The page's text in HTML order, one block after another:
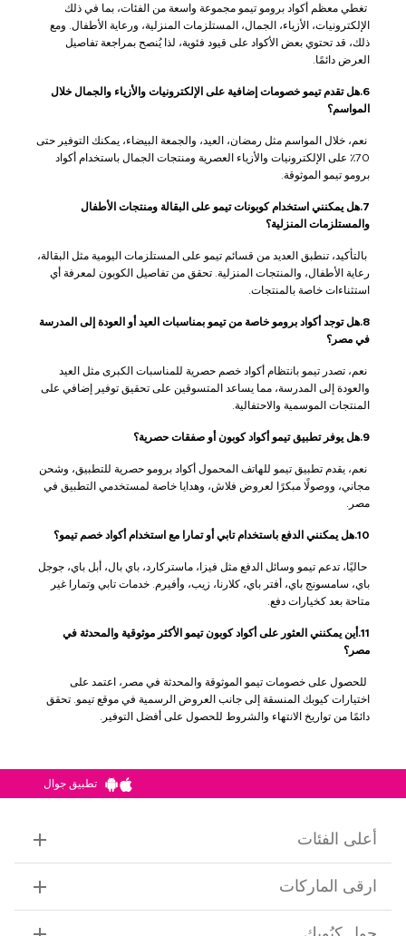
تغطي معظم أكواد برومو تيمو مجموعة واسعة من الفئات، بما في ذلك
الإلكترونيات، الأزياء، الجمال، المستلزمات المنزلية، ورعاية الأطفال. ومع
ذلك، قد تحتوي بعض الأكواد على قيود فئوية، لذا يُنصح بمراجعة تفاصيل
العرض دائمًا.
6.هل تقدم تيمو خصومات إضافية على الإلكترونيات والأزياء والجمال خلال
المواسم؟
نعم، خلال المواسم مثل رمضان، العيد، والجمعة البيضاء، يمكنك التوفير حتى
70٪ على الإلكترونيات والأزياء العصرية ومنتجات الجمال باستخدام أكواد
برومو تيمو الموثوقة.
7.هل يمكنني استخدام كوبونات تيمو على البقالة ومنتجات الأطفال
والمستلزمات المنزلية؟
بالتأكيد، تنطبق العديد من قسائم تيمو على المستلزمات اليومية مثل البقالة،
رعاية الأطفال، والمنتجات المنزلية. تحقق من تفاصيل الكوبون لمعرفة أي
استثناءات خاصة بالمنتجات.
8.هل توجد أكواد برومو خاصة من تيمو بمناسبات العيد أو العودة إلى المدرسة
في مصر؟
نعم، تصدر تيمو بانتظام أكواد خصم حصرية للمناسبات الكبرى مثل العيد
والعودة إلى المدرسة، مما يساعد المتسوقين على تحقيق توفير إضافي على
المنتجات الموسمية والاحتفالية.
9.هل يوفر تطبيق تيمو أكواد كوبون أو صفقات حصرية؟
نعم، يقدم تطبيق تيمو للهاتف المحمول أكواد برومو حصرية للتطبيق، وشحن
مجاني، ووصولًا مبكرًا لعروض فلاش، وهدايا خاصة لمستخدمي التطبيق في
مصر.
10.هل يمكنني الدفع باستخدام تابي أو تمارا مع استخدام أكواد خصم تيمو؟
حاليًا، تدعم تيمو وسائل الدفع مثل فيزا، ماستركارد، باي بال، أبل باي، جوجل
باي، سامسونج باي، أفتر باي، كلارنا، زيب، وأفيرم. خدمات تابي وتمارا غير
متاحة بعد كخيارات دفع.
11.أين يمكنني العثور على أكواد كوبون تيمو الأكثر موثوقية والمحدثة في
مصر؟
للحصول على خصومات تيمو الموثوقة والمحدثة في مصر، اعتمد على
اختيارات كيوبك المنسقة إلى جانب العروض الرسمية في موقع تيمو. تحقق
دائمًا من تواريخ الانتهاء والشروط للحصول على أفضل التوفير.
تطبيق جوال
أعلى الفئات
ارقى الماركات